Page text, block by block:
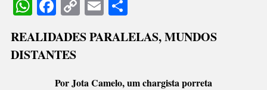
DO
WhatsApp
Facebook
CopyEmailShare
REALIDADES PARALELAS, MUNDOS
DISTANTES
Por Jota Camelo, um chargista porreta